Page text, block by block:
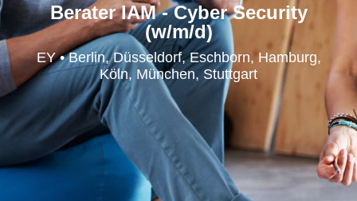
Höre in die EY-Welt rein
EY Careers Spotlight
der Karriere-Podcast
EY Joblight
Berater IAM - Cyber Security
(w/m/d)
EY • Berlin, Düsseldorf, Eschborn, Hamburg,
Köln, München, Stuttgart